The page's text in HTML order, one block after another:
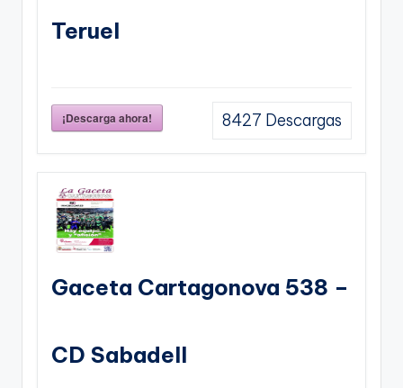
Teruel
¡Descarga ahora! 8427 Descargas
Gaceta Cartagonova 538 –
CD Sabadell